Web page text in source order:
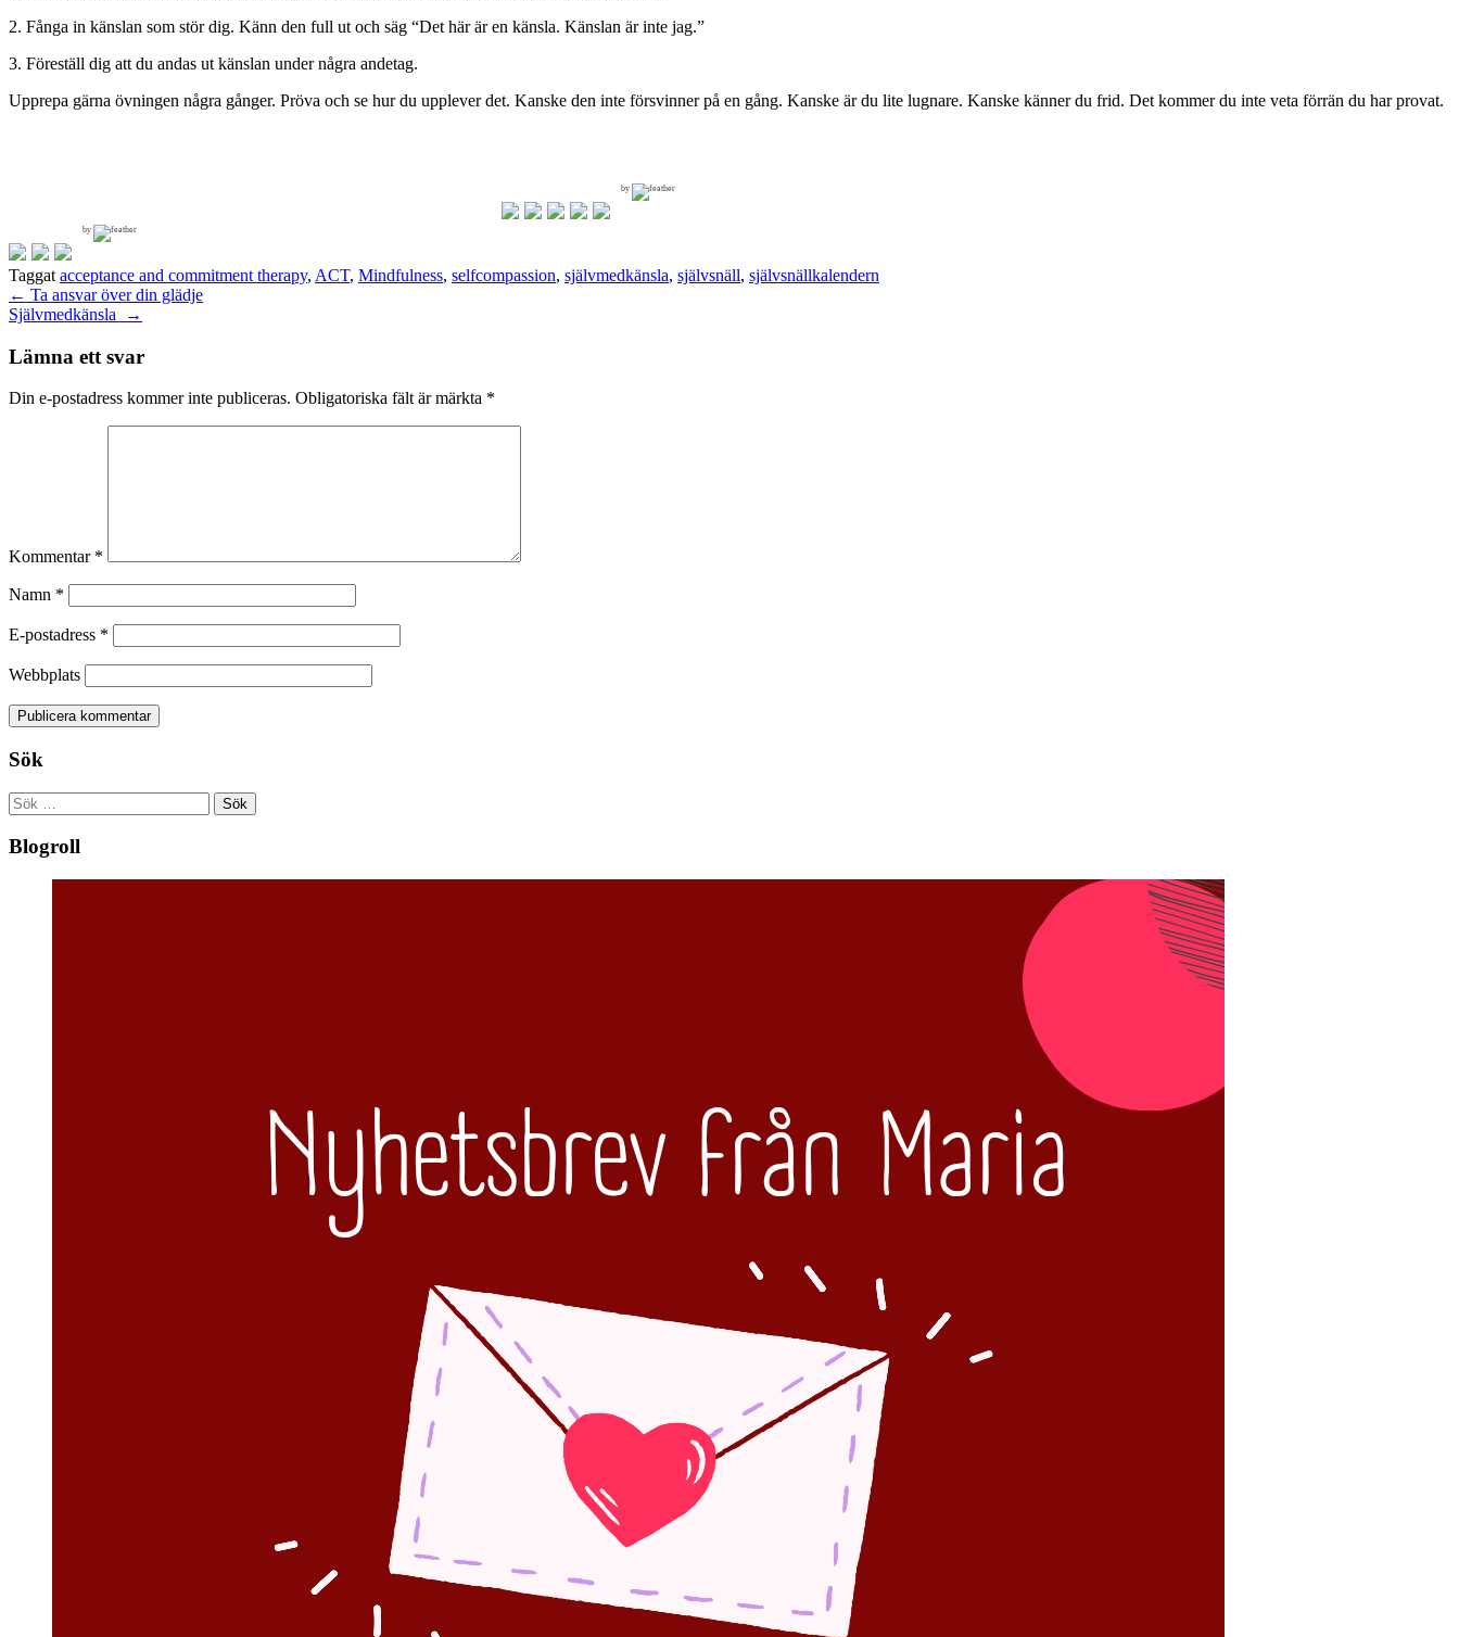
2. Fånga in känslan som stör dig. Känn den full ut och säg “Det här är en känsla. Känslan är inte jag.”
3. Föreställ dig att du andas ut känslan under några andetag.
Upprepa gärna övningen några gånger. Pröva och se hur du upplever det. Kanske den inte försvinner på en gång. Kanske är du lite lugnare. Kanske känner du frid. Det kommer du inte veta förrän du har provat.
by
by
Taggat acceptance and commitment therapy, ACT, Mindfulness, selfcompassion, självmedkänsla, självsnäll, självsnällkalendern
Inläggsnavigering
← Ta ansvar över din glädje
Självmedkänsla
→
Lämna ett svar
Din e-postadress kommer inte publiceras. Obligatoriska fält är märkta *
Kommentar *
Namn *
E-postadress *
Webbplats
Sök
Sök
efter:
Blogroll